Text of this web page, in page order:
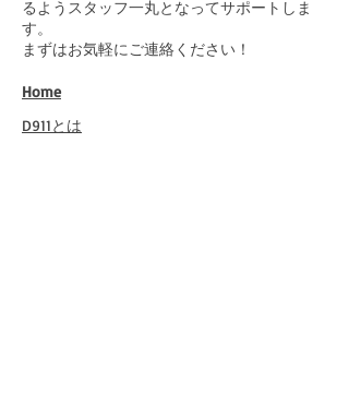
るようスタッフ一丸となってサポートしま
す。
まずはお気軽にご連絡ください！
Home
​D911とは